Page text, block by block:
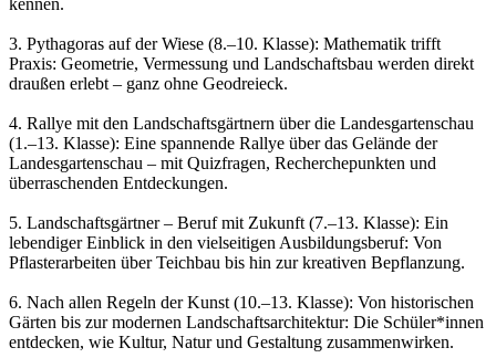
3. Pythagoras auf der Wiese (8.–10. Klasse): Mathematik trifft
Praxis: Geometrie, Vermessung und Landschaftsbau werden direkt
draußen erlebt – ganz ohne Geodreieck.
4. Rallye mit den Landschaftsgärtnern über die Landesgartenschau
(1.–13. Klasse): Eine spannende Rallye über das Gelände der
Landesgartenschau – mit Quizfragen, Recherchepunkten und
überraschenden Entdeckungen.
5. Landschaftsgärtner – Beruf mit Zukunft (7.–13. Klasse): Ein
lebendiger Einblick in den vielseitigen Ausbildungsberuf: Von
Pflasterarbeiten über Teichbau bis hin zur kreativen Bepflanzung.
6. Nach allen Regeln der Kunst (10.–13. Klasse): Von historischen
Gärten bis zur modernen Landschaftsarchitektur: Die Schüler*innen
entdecken, wie Kultur, Natur und Gestaltung zusammenwirken.